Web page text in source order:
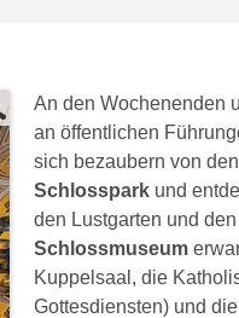
An den Wochenenden
an öffentlichen
sich bezaubern von den
Schlosspark und
den Lustgarten und
Schlossmuseum
Kuppelsaal, die
Gottesdiensten) und